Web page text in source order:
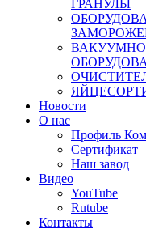
ГРАНУЛЫ
Новости
О нас
Профиль
Сертификат
Наш завод
Видео
YouTube
Rutube
Контакты